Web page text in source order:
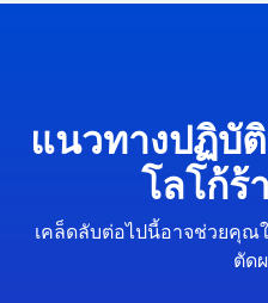
แนวทางปฏิบั
โลโก้ร้
เคล็ดลับต่อไปนี้อาจช่วยคุณ
ตัด